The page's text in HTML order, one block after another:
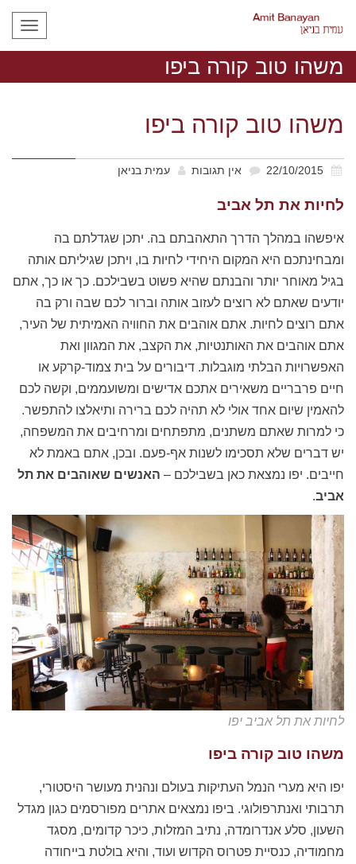
משהו טוב קורה ביפו
משהו טוב קורה ביפו
אין תגובות עמית בניאן
לחיות את תל אביב
איפשהו במהלך הדרך התאהבתם בה. יתכן שגדלתם בה
ומבחינתכם היא המקום היחידי לחיות בו, ויתכן שגיליתם אותה
בגיל מאוחר יותר והבנתם שהיא פשוט בשבילכם. כך או כך, אתם
יודעים שאתם לא רוצים לעזוב אותה וברור לכם שבה ורק בה
אתם רוצים לחיות. אתם אוהבים את החוויה האמיתית של העיר,
אתם אוהבים את האותנטיות, את הקצב, את המגוון ואת
האפשרויות הבלתי מוגבלות. דיבורים על בית צמוד-קרקע או
חיים פרבריים משאירים אתכם אדישים ומשועממים, וקשה לכם
להאמין שיום אחד אולי לא תהיה לכם ברירה ותיאלצו להתפשר.
כי למרות שאתם משתנים, מתפתחים ומרחיבים את המשפחה,
יש דברים שלא תסכימו לשנות אף-פעם. ובכן, אתם באמת לא
חייבים. יפו נמצאת כאן בשבילכם – האנשים שאוהבים את תל
אביב.
לחיות את תל אביב יפו
משהו טוב קורה ביפו
יפו היא מערי הנמל העתיקות בעולם ונהנית מעושר היסטורי,
תרבותי ואנתרפולוגי. ביפו נמצאים אתרים מפורסמים כגון מגדל
השעון, סלע אנדרומדה, נתיב המזלות, כיכר קדומים, מסגד
מחמודיה, כנסיית פטרוס הקדוש ועוד, והיא בולטת בייחודה